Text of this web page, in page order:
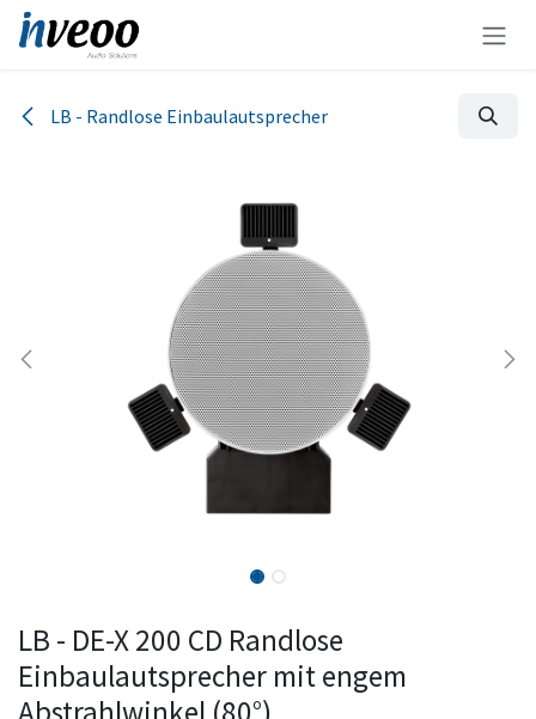
Zum Inhalt springen
LB - Randlose Einbaulautsprecher
LB - DE-X 200 CD Randlose
Einbaulautsprecher mit engem